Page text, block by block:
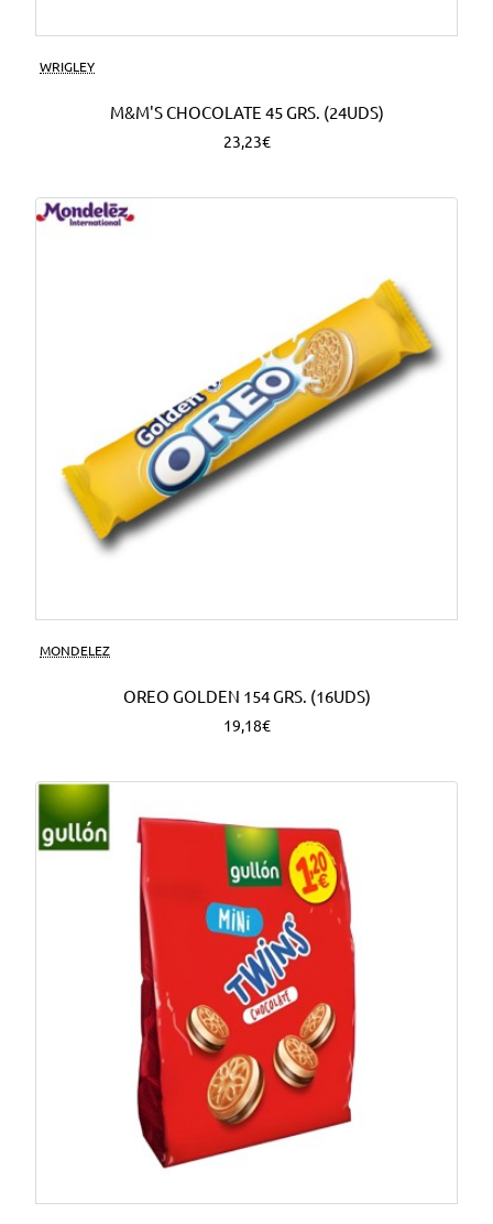
WRIGLEY
M&M'S CHOCOLATE 45 GRS. (24UDS)
23,23€
MONDELEZ
OREO GOLDEN 154 GRS. (16UDS)
19,18€